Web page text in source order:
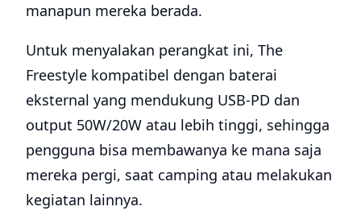
manapun mereka berada.
Untuk menyalakan perangkat ini, The
Freestyle kompatibel dengan baterai
eksternal yang mendukung USB-PD dan
output 50W/20W atau lebih tinggi, sehingga
pengguna bisa membawanya ke mana saja
mereka pergi, saat camping atau melakukan
kegiatan lainnya.